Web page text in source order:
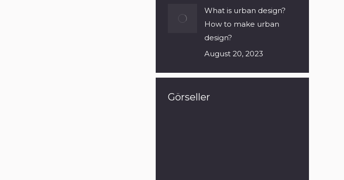
What is urban design?
How to make urban
design?
August 20, 2023
Görseller